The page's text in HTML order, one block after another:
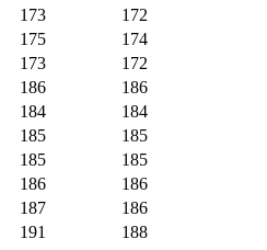
173
172
175
174
173
172
186
186
184
184
185
185
185
185
186
186
187
186
191
188